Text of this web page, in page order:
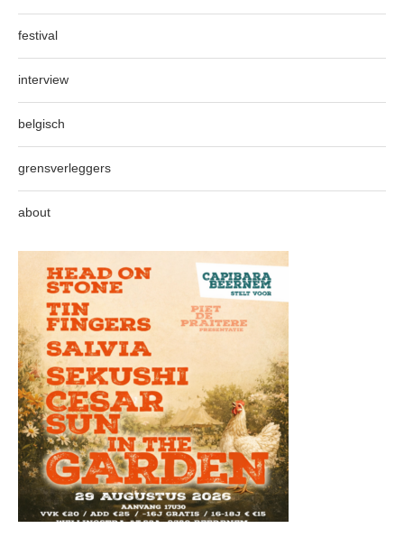
festival
interview
belgisch
grensverleggers
about